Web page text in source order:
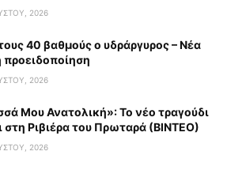
2026
40 βαθμούς ο υδράργυρος – Νέα
προειδοποίηση
2026
Μου Ανατολική»: Το νέο τραγούδι
στη Ριβιέρα του Πρωταρά (ΒΙΝΤΕΟ)
2026